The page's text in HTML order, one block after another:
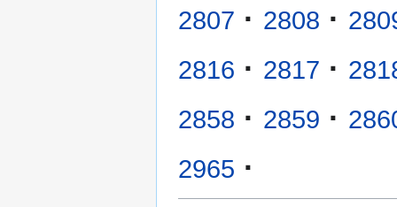
2807 · 2808 ·
2816 · 2817 ·
2858 · 2859 ·
2965 ·